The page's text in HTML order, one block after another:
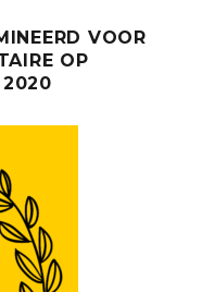
VOOR
OP
2020